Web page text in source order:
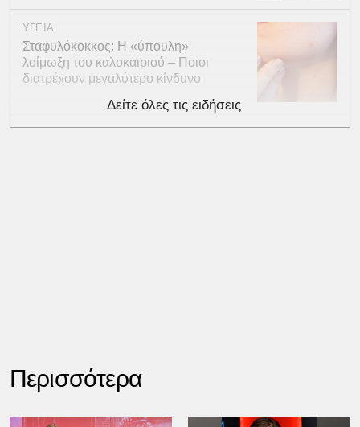
ΥΓΕΙΑ
Σταφυλόκοκκος: Η «ύπουλη»
λοίμωξη του καλοκαιριού – Ποιοι
διατρέχουν μεγαλύτερο κίνδυνο
Δείτε όλες τις ειδήσεις
Περισσότερα